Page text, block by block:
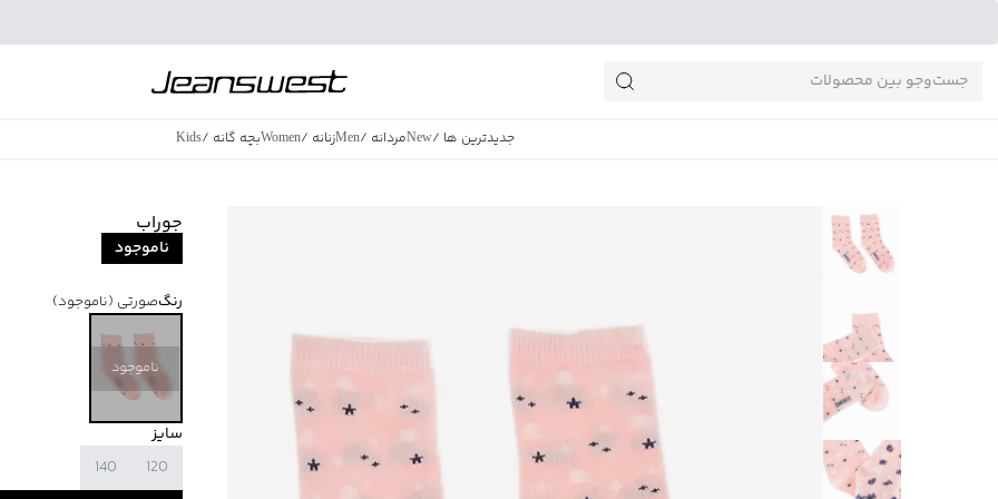
جدیدترین ها /
Newمردانه /
Menزنانه /
Womenبچه گانه /
Kids
جوراب
ناموجود
رنگصورتی (ناموجود)
ناموجود
سایز
120
140